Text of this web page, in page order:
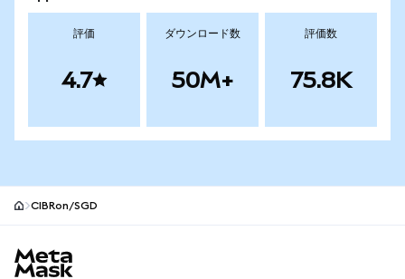
評価
4.7
ダウンロード数
50M+
評価数
75.8K
CIBRon/SGD